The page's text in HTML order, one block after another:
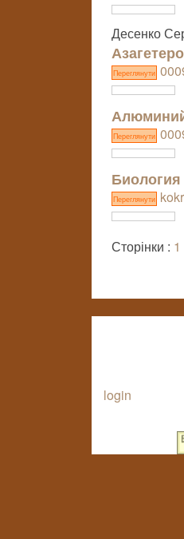
Десенко
Переглянути
Переглянути
Переглянути
Сторінки : 1
login